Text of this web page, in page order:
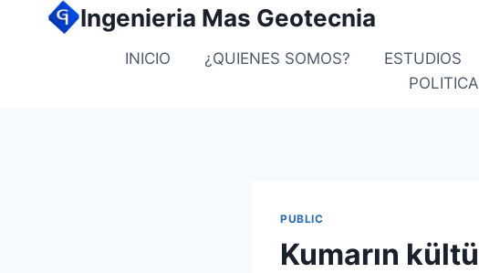
Ingenieria Mas Geotecnia
INICIO ¿QUIENES SOMOS? ESTUDIOS
PUBLIC
Kumarın